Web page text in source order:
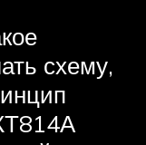
схему,